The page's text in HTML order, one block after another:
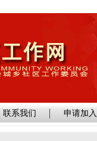
联系我们 申请加